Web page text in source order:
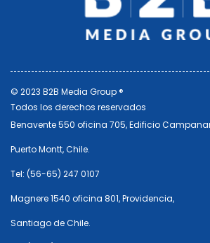
© 2023 B2B Media Group ®
Todos los derechos reservados
Benavente 550 oficina 705, Edificio
Puerto Montt, Chile.
Tel: (56-65) 247 0107
Magnere 1540 oficina 801, Providencia,
Santiago de Chile.